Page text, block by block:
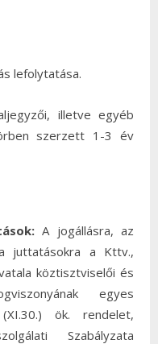
lefolytatása.
illetve egyéb
szerzett 1-3 év
A jogállásra, az
juttatásokra a Kttv.,
köztisztviselői és
egyes
ök. rendelet,
Szabályzata